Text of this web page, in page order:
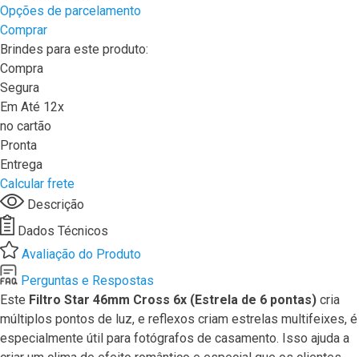
Opções de parcelamento
Comprar
Brindes para este produto:
Compra
Segura
Em Até 12x
no cartão
Pronta
Entrega
Calcular frete
Descrição
Dados Técnicos
Avaliação do Produto
Perguntas e Respostas
Este Filtro Star 46mm Cross 6x (Estrela de 6 pontas) cria
múltiplos pontos de luz, e reflexos criam estrelas multifeixes, é
especialmente útil para fotógrafos de casamento. Isso ajuda a